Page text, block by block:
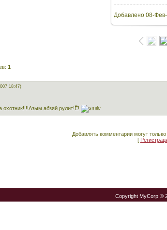
/
Добавлено08-
: 1
18:47)
охотник!!!!Азым абзяй рулит!Ё!
Добавлять комментарии могут
[
Copyright MyCorp ©